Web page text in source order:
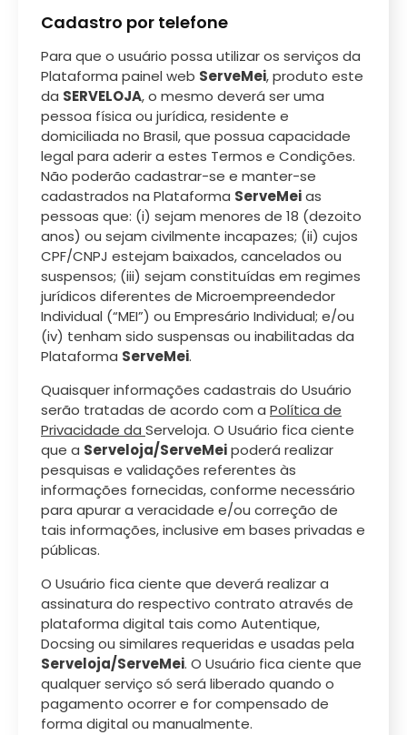
Cadastro por telefone
Para que o usuário possa utilizar os serviços da
Plataforma painel web ServeMei, produto este
da SERVELOJA, o mesmo deverá ser uma
pessoa física ou jurídica, residente e
domiciliada no Brasil, que possua capacidade
legal para aderir a estes Termos e Condições.
Não poderão cadastrar-se e manter-se
cadastrados na Plataforma ServeMeias
pessoas que: (i) sejam menores de 18 (dezoito
anos) ou sejam civilmente incapazes; (ii) cujos
CPF/CNPJ estejam baixados, cancelados ou
suspensos; (iii) sejam constituídas em regimes
jurídicos diferentes de Microempreendedor
Individual (“MEI”) ou Empresário Individual; e/ou
(iv) tenham sido suspensas ou inabilitadas da
Plataforma ServeMei.
Quaisquer informações cadastrais do Usuário
serão tratadas de acordo com a Política de
Privacidade da Serveloja. O Usuário fica ciente
que a Serveloja/ServeMeipoderá realizar
pesquisas e validações referentes às
informações fornecidas, conforme necessário
para apurar a veracidade e/ou correção de
tais informações, inclusive em bases privadas e
públicas.
O Usuário fica ciente que deverá realizar a
assinatura do respectivo contrato através de
plataforma digital tais como Autentique,
Docsing ou similares requeridas e usadas pela
Serveloja/ServeMei. O Usuário fica ciente que
qualquer serviço só será liberado quando o
pagamento ocorrer e for compensado de
forma digital ou manualmente.